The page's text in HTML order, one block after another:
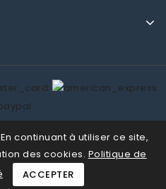
continuant à utiliser ce site,
des cookies. Politique de
ACCEPTER
2026